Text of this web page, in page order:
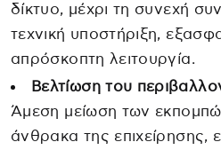
δίκτυο, μέχρι τη συνεχή
τεχνική υποστήριξη,
απρόσκοπτη λειτουργία.
Βελτίωση του
Άμεση μείωση των
άνθρακα της επιχείρησης,